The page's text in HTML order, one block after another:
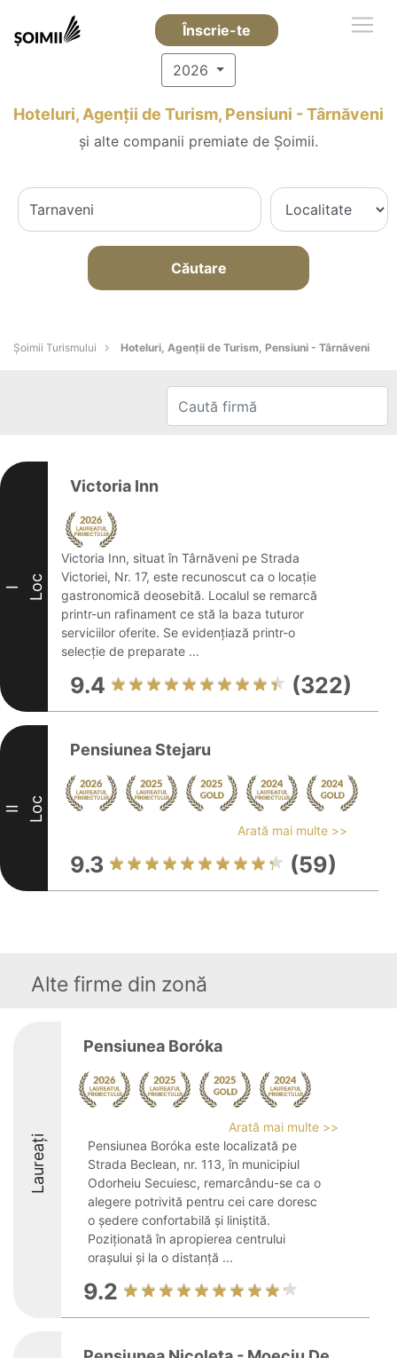
Înscrie-te
2026
Hoteluri, Agenții de Turism, Pensiuni - Târnăveni
și alte companii premiate de Șoimii.
Căutare
Șoimii Turismului Hoteluri, Agenții de Turism, Pensiuni - Târnăveni
I Loc
Victoria Inn
Victoria Inn, situat în Târnăveni pe Strada
Victoriei, Nr. 17, este recunoscut ca o locație
gastronomică deosebită. Localul se remarcă
printr-un rafinament ce stă la baza tuturor
serviciilor oferite. Se evidențiază printr-o
selecție de preparate ...
9.4 (322)
II Loc
Pensiunea Stejaru
Arată mai multe >>
9.3 (59)
Alte firme din zonă
Laureați
Pensiunea Boróka
Arată mai multe >>
Pensiunea Boróka este localizată pe
Strada Beclean, nr. 113, în municipiul
Odorheiu Secuiesc, remarcându-se ca o
alegere potrivită pentru cei care doresc
o ședere confortabilă și liniștită.
Poziționată în apropierea centrului
orașului și la o distanță ...
9.2